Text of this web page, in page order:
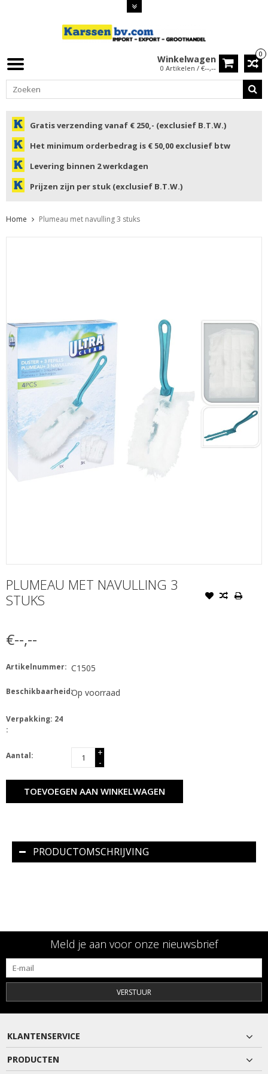
0
Winkelwagen
0 Artikelen / €--,--
Gratis verzending vanaf € 250,- (exclusief B.T.W.)
Het minimum orderbedrag is € 50,00 exclusief btw
Levering binnen 2 werkdagen
Prijzen zijn per stuk (exclusief B.T.W.)
Home Plumeau met navulling 3 stuks
PLUMEAU MET NAVULLING 3
STUKS
€--,--
Artikelnummer: C1505
Beschikbaarheid:Op voorraad
Verpakking: 24
:
Aantal:
+
-
TOEVOEGEN AAN WINKELWAGEN
PRODUCTOMSCHRIJVING
Meld je aan voor onze nieuwsbrief
VERSTUUR
KLANTENSERVICE
PRODUCTEN